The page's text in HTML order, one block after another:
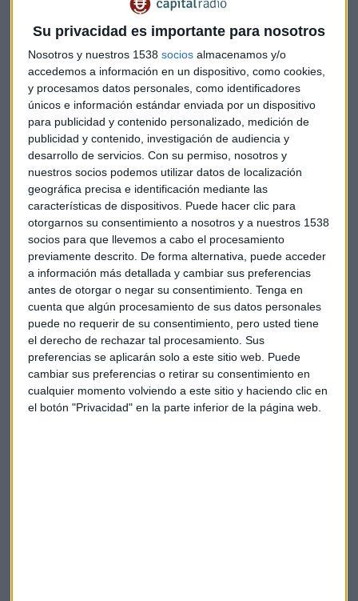
Su privacidad es importante para nosotros
Nosotros y nuestros 1538 socios almacenamos y/o
accedemos a información en un dispositivo, como cookies,
y procesamos datos personales, como identificadores
únicos e información estándar enviada por un dispositivo
para publicidad y contenido personalizado, medición de
publicidad y contenido, investigación de audiencia y
desarrollo de servicios. Con su permiso, nosotros y
nuestros socios podemos utilizar datos de localización
geográfica precisa e identificación mediante las
características de dispositivos. Puede hacer clic para
otorgarnos su consentimiento a nosotros y a nuestros 1538
socios para que llevemos a cabo el procesamiento
previamente descrito. De forma alternativa, puede acceder
a información más detallada y cambiar sus preferencias
antes de otorgar o negar su consentimiento. Tenga en
cuenta que algún procesamiento de sus datos personales
puede no requerir de su consentimiento, pero usted tiene
el derecho de rechazar tal procesamiento. Sus
preferencias se aplicarán solo a este sitio web. Puede
cambiar sus preferencias o retirar su consentimiento en
cualquier momento volviendo a este sitio y haciendo clic en
el botón "Privacidad" en la parte inferior de la página web.
Día de resultados empresariales con las cifras de la
farmacéuticaJohnson & Johnsonqueingresa 100
millones de dólares en ventas tras generar algo más de
12.000 millones de dólares, lo que supone unaumento
interanual cercano al 10% .
Además, la compañíaeleva pronósticos para este
ejerciciocon ganancias por acción de casi 10 dólares.
Números que llegan en la jornada en la que laAgencia
Europea del Medicamento haya publicado su veredicto
sobre lavacuna de Janssencuyos beneficios, considera,
son "mayores" a los problemas.
Diem: la moneda de Facebook
Facebook ha anunciado este martes el lanzamiento de
su nueva moneda digital, Diem. Una divisa que estará
vinculada al dólar estadounidense y quesustituye al
proyecto Libraque la red social presentó a los reguladores
hace ahora un año y que levantó ampollas por los